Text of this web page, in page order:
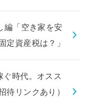
編「空き家を安
定資産税は？」
時代。オスス
待リンクあり）